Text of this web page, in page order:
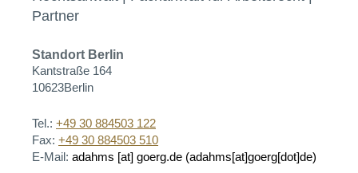
Partner
Standort Berlin
Kantstraße 164
10623Berlin
Tel.: +49 30 884503 122
Fax: +49 30 884503 510
E-Mail: adahms [at] goerg.de (adahms[at]goerg[dot]de)